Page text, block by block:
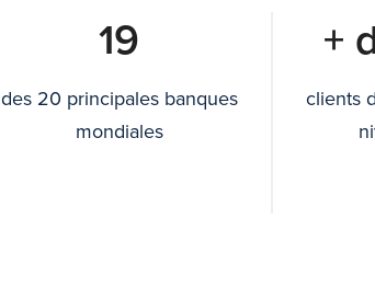
19
des 20 principales banques
mondiales
+
clients